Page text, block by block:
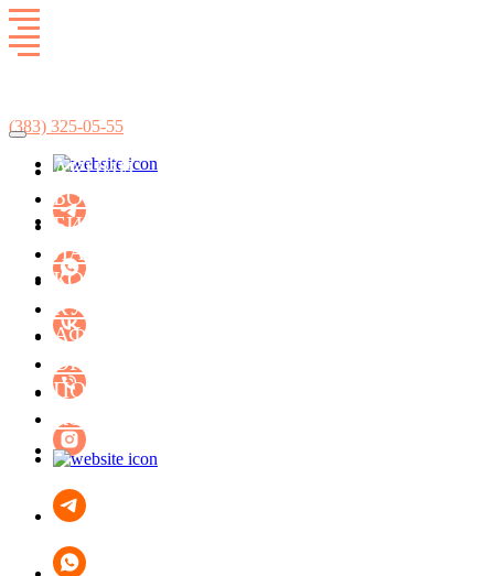
(383) 325-05-55
АКЦИИ
БОУЛИНГ
БИЛЬЯРД
ЛАЗЕРТАГ
КОНЦЕРТ-ХОЛЛ ФАСОЛЬ
КУХНЯ
АФИША МЕРОПРИЯТИЙ
ОРГАНИЗАЦИЯ ПРАЗДНИКОВ
ПОДАРОЧНЫЕ СЕРТИФИКАТЫ
КОНТАКТЫ
БИЛЬЯРД
ЛАЗЕРТАГ
БОУЛИНГ
КАРАОКЕ